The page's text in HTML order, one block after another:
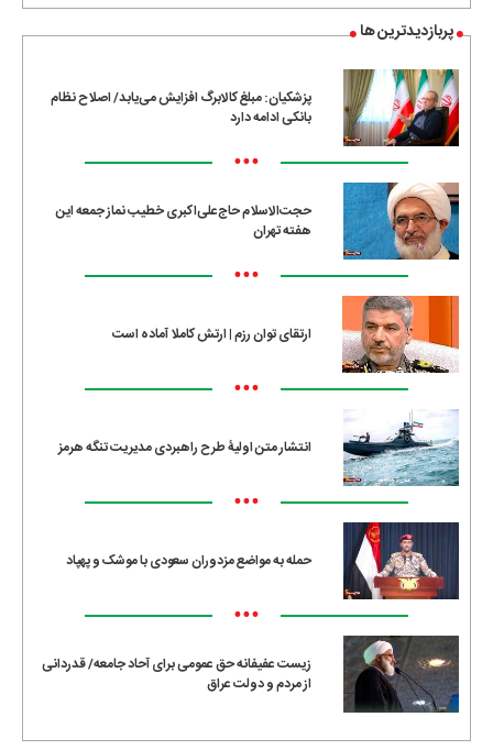
پربازدیدترین ها
پزشکیان: مبلغ کالابرگ افزایش می‌یابد/ اصلاح نظام
بانکی ادامه دارد
•••
حجت‌الاسلام حاج‌علی‌اکبری خطیب نماز جمعه این
هفته تهران
•••
ارتقای توان رزم | ارتش کاملا آماده است
•••
انتشار متن اولیۀ طرح راهبردی مدیریت تنگه هرمز
•••
حمله به مواضع مزدوران سعودی با موشک و پهپاد
•••
زیست عفیفانه حق عمومی برای آحاد جامعه/ قدردانی
از مردم و دولت عراق